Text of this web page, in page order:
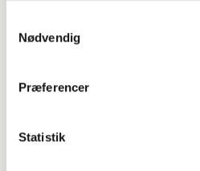
Nødvendig
Præferencer
Statistik